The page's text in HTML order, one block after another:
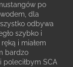
po
dla
odbywa
szybko i
i miałem
bardzo
SCA